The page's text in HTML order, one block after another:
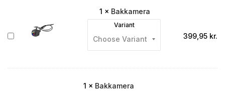
Bakkamera
1 × Bakkamera
Variant
399,95 kr.
1 × Bakkamera